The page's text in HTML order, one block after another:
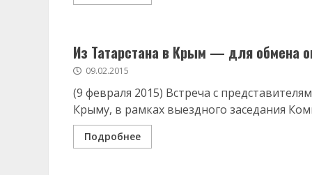
Из Татарстана в Крым — для обмена
09.02.2015
(9 февраля 2015) Встреча с
Крыму, в рамках выездного заседания
Подробнее